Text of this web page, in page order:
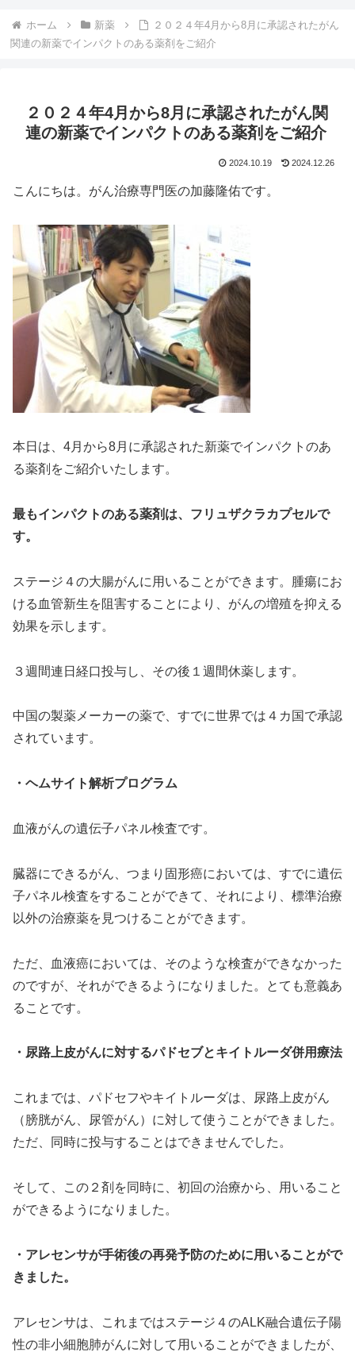
ホーム 新薬
２０２４年4月から8月に承認されたがん
関連の新薬でインパクトのある薬剤をご紹介
２０２４年4月から8月に承認されたがん関
連の新薬でインパクトのある薬剤をご紹介
2024.10.19 2024.12.26
こんにちは。がん治療専門医の加藤隆佑です。
本日は、4月から8月に承認された新薬でインパクトのあ
る薬剤をご紹介いたします。
最もインパクトのある薬剤は、フリュザクラカプセルで
す。
ステージ４の大腸がんに用いることができます。腫瘍にお
ける血管新生を阻害することにより、がんの増殖を抑える
効果を示します。
３週間連日経口投与し、その後１週間休薬します。
中国の製薬メーカーの薬で、すでに世界では４カ国で承認
されています。
・ヘムサイト解析プログラム
血液がんの遺伝子パネル検査です。
臓器にできるがん、つまり固形癌においては、すでに遺伝
子パネル検査をすることができて、それにより、標準治療
以外の治療薬を見つけることができます。
ただ、血液癌においては、そのような検査ができなかった
のですが、それができるようになりました。とても意義あ
ることです。
・尿路上皮がんに対するパドセブとキイトルーダ併用療法
これまでは、パドセフやキイトルーダは、尿路上皮がん
（膀胱がん、尿管がん）に対して使うことができました。
ただ、同時に投与することはできませんでした。
そして、この２剤を同時に、初回の治療から、用いること
ができるようになりました。
・アレセンサが手術後の再発予防のために用いることがで
きました。
アレセンサは、これまではステージ４のALK融合遺伝子陽
性の非小細胞肺がんに対して用いることができましたが、